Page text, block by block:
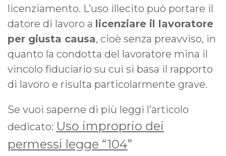
licenziamento. L’uso illecito può portare il
datore di lavoro a licenziare il lavoratore
per giusta causa, cioè senza preavviso, in
quanto la condotta del lavoratore mina il
vincolo fiduciario su cui si basa il rapporto
di lavoro e risulta particolarmente grave.
Se vuoi saperne di più leggi l’articolo
dedicato: Uso improprio dei
permessi legge “104”